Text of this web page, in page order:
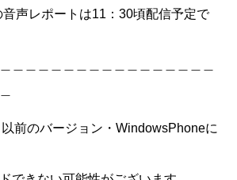
声レポートは11：30頃配信予定で
前のバージョン・WindowsPhoneに